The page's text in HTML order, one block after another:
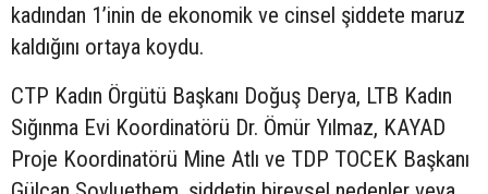
kadından 1’inin de ekonomik ve cinsel şiddete maruz
kaldığını ortaya koydu.
CTP Kadın Örgütü Başkanı Doğuş Derya, LTB Kadın
Sığınma Evi Koordinatörü Dr. Ömür Yılmaz, KAYAD
Proje Koordinatörü Mine Atlı ve TDP TOCEK Başkanı